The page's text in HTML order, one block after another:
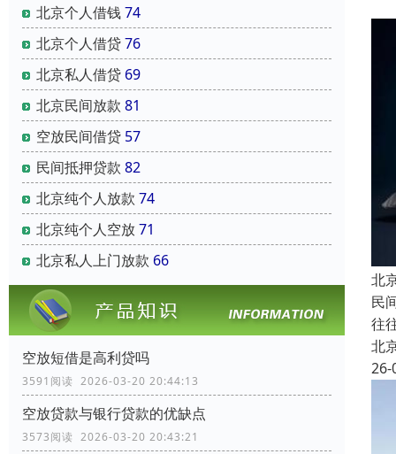
北京个人借钱74
北京个人借贷76
北京私人借贷 69
北京民间放款 81
空放民间借贷 57
民间抵押贷款 82
北京纯个人放款 74
北京纯个人空放71
北京私人上门放款 66
空放短借是高利贷吗
3591阅读 2026-03-20 20:44:13
空放贷款与银行贷款的优缺点
3573阅读 2026-03-20 20:43:21
北
民
往
北
26-